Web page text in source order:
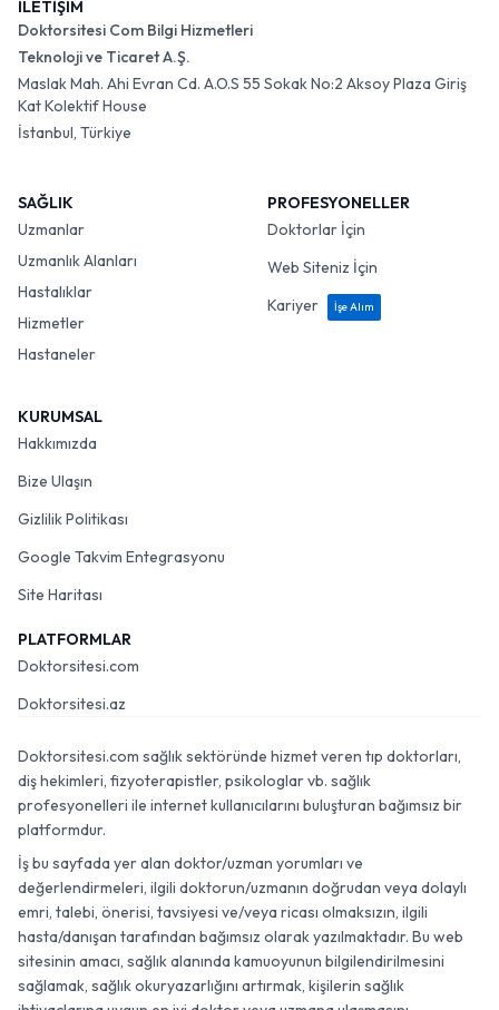
İLETİŞİM
Doktorsitesi Com Bilgi Hizmetleri
Teknoloji ve Ticaret A.Ş.
Maslak Mah. Ahi Evran Cd. A.O.S 55 Sokak No:2 Aksoy Plaza Giriş
Kat Kolektif House
İstanbul, Türkiye
SAĞLIK
Uzmanlar
Uzmanlık Alanları
Hastalıklar
Hizmetler
Hastaneler
PROFESYONELLER
Doktorlar İçin
Web Siteniz İçin
Kariyer
İşe Alım
KURUMSAL
Hakkımızda
Bize Ulaşın
Gizlilik Politikası
Google Takvim Entegrasyonu
Site Haritası
PLATFORMLAR
Doktorsitesi.com
Doktorsitesi.az
Doktorsitesi.com sağlık sektöründe hizmet veren tıp doktorları,
diş hekimleri, fizyoterapistler, psikologlar vb. sağlık
profesyonelleri ile internet kullanıcılarını buluşturan bağımsız bir
platformdur.
İş bu sayfada yer alan doktor/uzman yorumları ve
değerlendirmeleri, ilgili doktorun/uzmanın doğrudan veya dolaylı
emri, talebi, önerisi, tavsiyesi ve/veya ricası olmaksızın, ilgili
hasta/danışan tarafından bağımsız olarak yazılmaktadır. Bu web
sitesinin amacı, sağlık alanında kamuoyunun bilgilendirilmesini
sağlamak, sağlık okuryazarlığını artırmak, kişilerin sağlık